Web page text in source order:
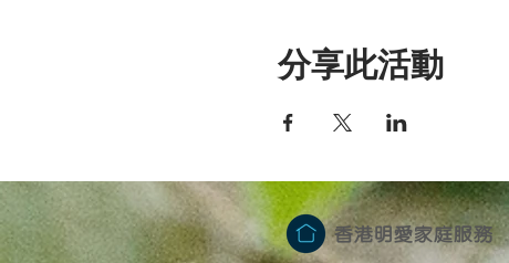
分享此活動
香港明愛家庭服務